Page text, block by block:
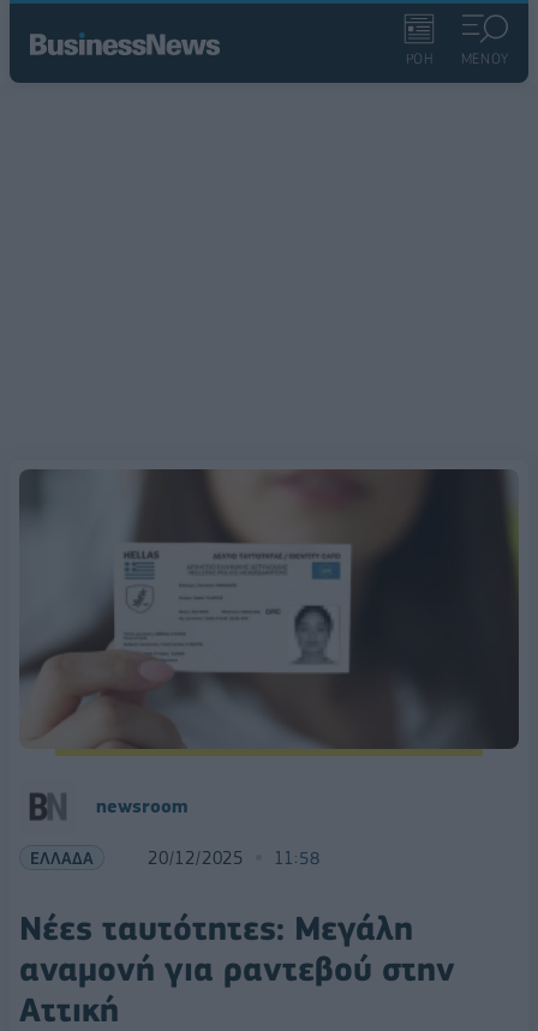
ΡΟΗ ΜΕΝΟΥ
newsroom
ΕΛΛΑΔΑ 20/12/2025 11:58
Νέες ταυτότητες: Μεγάλη
αναμονή για ραντεβού στην
Αττική